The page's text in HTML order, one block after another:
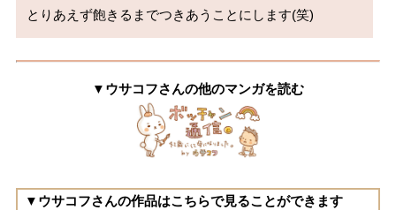
とりあえず飽きるまでつきあうことにします(笑)
▼ウサコフさんの他のマンガを読む
▼ウサコフさんの作品はこちらで見ることができます